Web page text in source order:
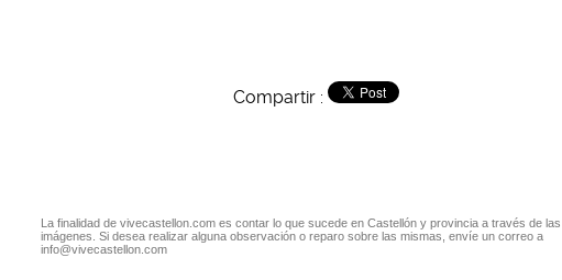
Compartir :
La finalidad de vivecastellon.com es contar lo que sucede en Castellón y provincia a través de las
imágenes. Si desea realizar alguna observación o reparo sobre las mismas, envíe un correo a
info@vivecastellon.com